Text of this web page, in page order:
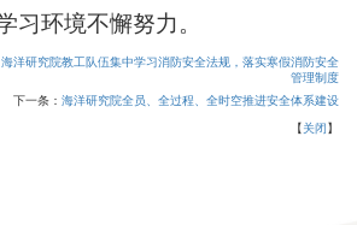
习环境不懈努力。
洋研究院教工队伍集中学习消防安全法规，落实寒假消防安全
管理制度
下一条： 海洋研究院全员、全过程、全时空推进安全体系建设
【关闭】